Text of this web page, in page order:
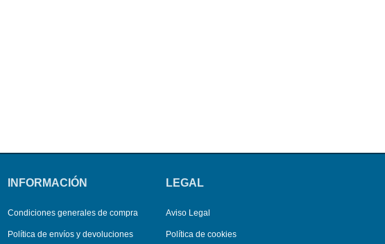
INFORMACIÓN
Condiciones generales de compra
Política de envíos y devoluciones
LEGAL
Aviso Legal
Política de cookies